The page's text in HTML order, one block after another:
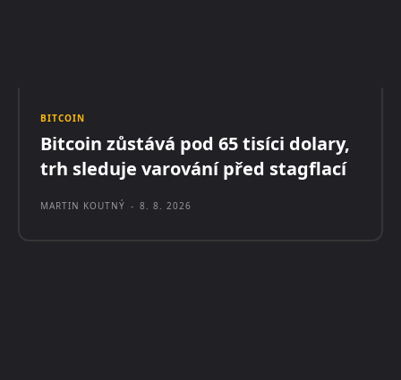
BITCOIN
Bitcoin zůstává pod 65 tisíci dolary,
trh sleduje varování před stagflací
MARTIN KOUTNÝ - 8. 8. 2026